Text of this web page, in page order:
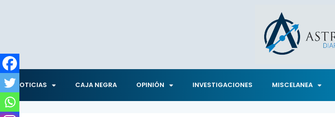
NOTICIAS CAJA NEGRA OPINIÓN INVESTIGACIONES MISCELANEA